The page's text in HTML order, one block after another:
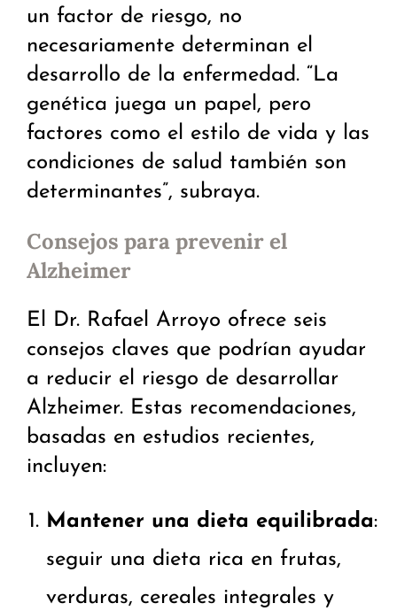
un factor de riesgo, no
necesariamente determinan el
desarrollo de la enfermedad. “La
genética juega un papel, pero
factores como el estilo de vida y las
condiciones de salud también son
determinantes”, subraya.
Consejos para prevenir el
Alzheimer
El Dr. Rafael Arroyo ofrece seis
consejos claves que podrían ayudar
a reducir el riesgo de desarrollar
Alzheimer. Estas recomendaciones,
basadas en estudios recientes,
incluyen:
Mantener una dieta equilibrada:
seguir una dieta rica en frutas,
verduras, cereales integrales y